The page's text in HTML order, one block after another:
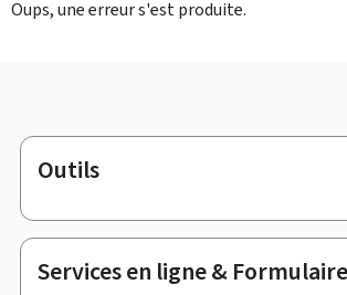
Oups, une erreur s'est produite.
Pied
de
page
Outils
Services en ligne &